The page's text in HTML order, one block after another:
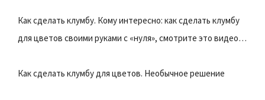
Как сделать клумбу. Кому интересно: как сделать клумбу
для цветов своими руками с «нуля», смотрите это видео…
Как сделать клумбу для цветов. Необычное решение